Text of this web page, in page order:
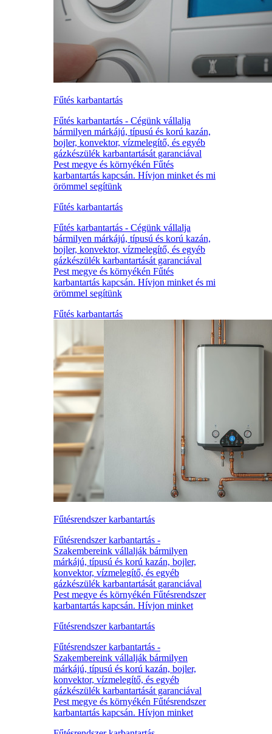
Fűtés karbantartás
Fűtés karbantartás - Cégünk vállalja
bármilyen márkájú, típusú és korú kazán,
bojler, konvektor, vízmelegítő, és egyéb
gázkészülék karbantartását garanciával
Pest megye és környékén Fűtés
karbantartás kapcsán. Hívjon minket és mi
örömmel segítünk
Fűtés karbantartás
Fűtés karbantartás - Cégünk vállalja
bármilyen márkájú, típusú és korú kazán,
bojler, konvektor, vízmelegítő, és egyéb
gázkészülék karbantartását garanciával
Pest megye és környékén Fűtés
karbantartás kapcsán. Hívjon minket és mi
örömmel segítünk
Fűtés karbantartás
Fűtésrendszer karbantartás
Fűtésrendszer karbantartás -
Szakembereink vállalják bármilyen
márkájú, típusú és korú kazán, bojler,
konvektor, vízmelegítő, és egyéb
gázkészülék karbantartását garanciával
Pest megye és környékén Fűtésrendszer
karbantartás kapcsán. Hívjon minket
Fűtésrendszer karbantartás
Fűtésrendszer karbantartás -
Szakembereink vállalják bármilyen
márkájú, típusú és korú kazán, bojler,
konvektor, vízmelegítő, és egyéb
gázkészülék karbantartását garanciával
Pest megye és környékén Fűtésrendszer
karbantartás kapcsán. Hívjon minket